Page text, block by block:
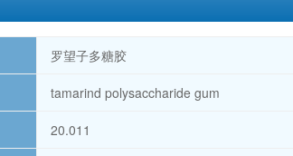
罗望子多糖胶
tamarind polysaccharide gum
20.011